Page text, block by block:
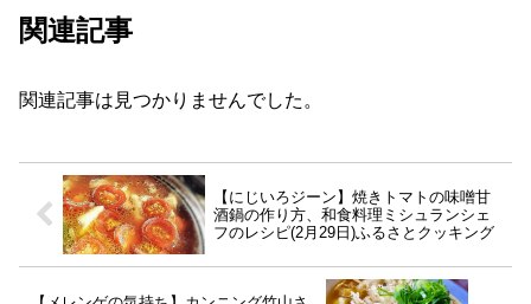
関連記事
関連記事は見つかりませんでした。
【にじいろジーン】焼きトマトの味噌甘
酒鍋の作り方、和食料理ミシュランシェ
フのレシピ(2月29日)ふるさとクッキング